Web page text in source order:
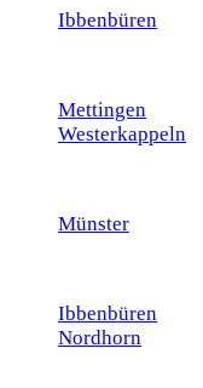
Ibbenbüren
Mettingen
Westerkappeln
Münster
Ibbenbüren
Nordhorn